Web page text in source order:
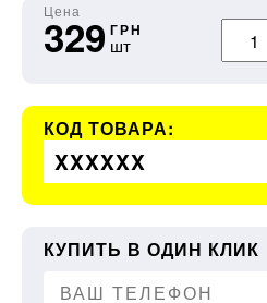
Цена
329 ГРН
шт
КОД ТОВАРА:
XXXXXX
КУПИТЬ В ОДИН КЛИК